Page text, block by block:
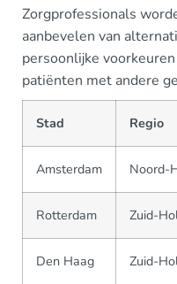
Zorgprofessionals
aanbevelen van
persoonlijke
patiënten met andere
Stad Regio
Amsterdam Noord-
Rotterdam Zuid-
Den Haag Zuid-